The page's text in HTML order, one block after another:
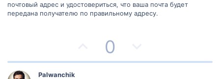
почтовый адрес и удостовериться, что ваша почта будет
передана получателю по правильному адресу.
о
0
е
Palwanchik